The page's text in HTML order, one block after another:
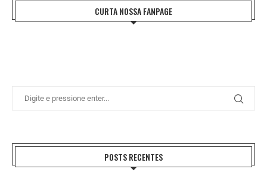
CURTA NOSSA FANPAGE
POSTS RECENTES